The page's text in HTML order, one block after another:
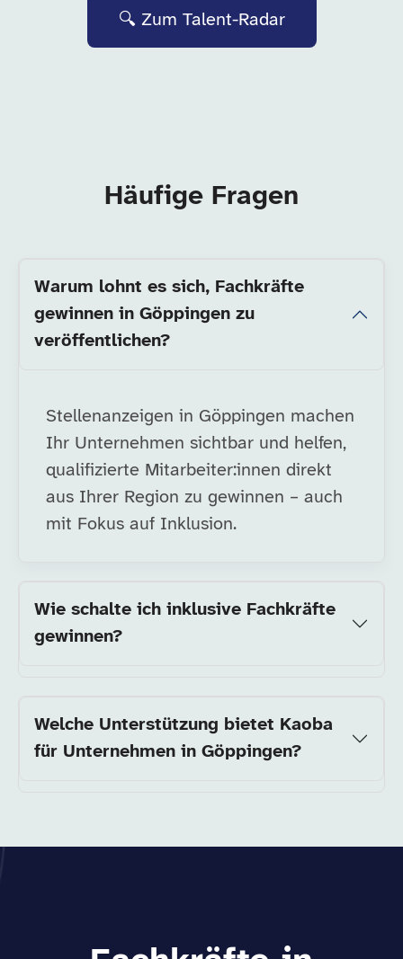
🔍 Zum Talent-Radar
Häufige Fragen
Warum lohnt es sich, Fachkräfte
gewinnen in Göppingen zu
veröffentlichen?
Stellenanzeigen in Göppingen machen
Ihr Unternehmen sichtbar und helfen,
qualifizierte Mitarbeiter:innen direkt
aus Ihrer Region zu gewinnen – auch
mit Fokus auf Inklusion.
Wie schalte ich inklusive Fachkräfte
gewinnen?
Welche Unterstützung bietet Kaoba
für Unternehmen in Göppingen?